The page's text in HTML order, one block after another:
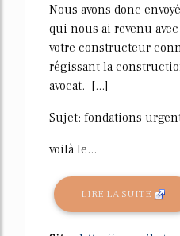
Nous avons donc
qui nous ai revenu
votre constructeur
régissant la
avocat. [...]
Sujet: fondations
voilà le...
LIRE LA SUITE